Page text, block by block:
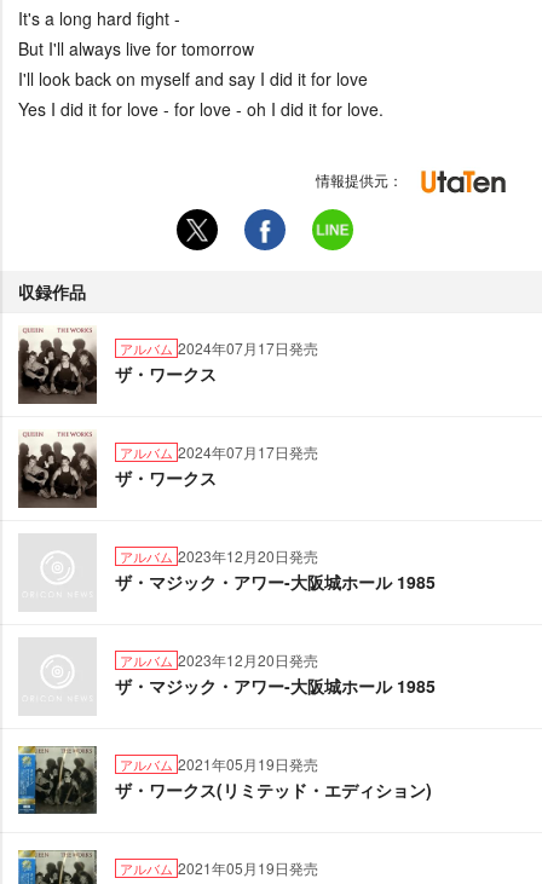
It's a long hard fight -
But I'll always live for tomorrow
I'll look back on myself and say I did it for love
Yes I did it for love - for love - oh I did it for love.
情報提供元：
収録作品
アルバム 2024年07月17日発売
ザ・ワークス
アルバム 2024年07月17日発売
ザ・ワークス
アルバム 2023年12月20日発売
ザ・マジック・アワー-大阪城ホール 1985
アルバム 2023年12月20日発売
ザ・マジック・アワー-大阪城ホール 1985
アルバム 2021年05月19日発売
ザ・ワークス(リミテッド・エディション)
アルバム 2021年05月19日発売